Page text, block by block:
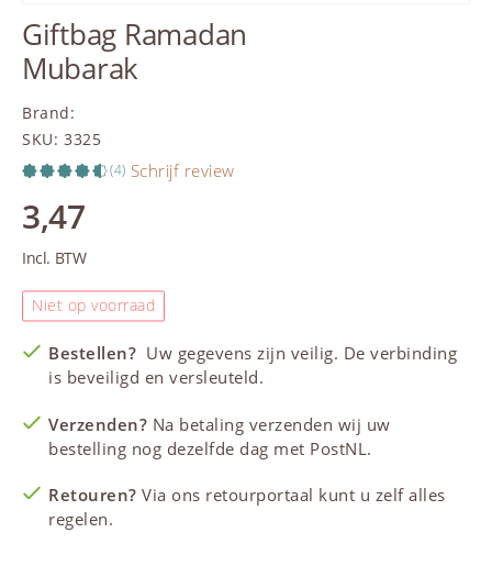
Giftbag Ramadan
Mubarak
Brand:
SKU: 3325
(4) Schrijf review
3,47
Incl. BTW
Niet op voorraad
Bestellen? Uw gegevens zijn veilig. De verbinding
is beveiligd en versleuteld.
Verzenden? Na betaling verzenden wij uw
bestelling nog dezelfde dag met PostNL.
Retouren? Via ons retourportaal kunt u zelf alles
regelen.